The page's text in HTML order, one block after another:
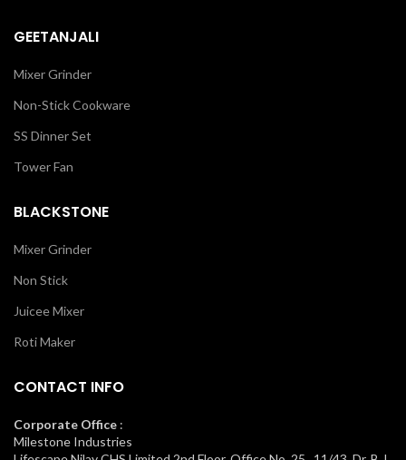
GEETANJALI
Mixer Grinder
Non-Stick Cookware
SS Dinner Set
Tower Fan
BLACKSTONE
Mixer Grinder
Non Stick
Juicee Mixer
Roti Maker
CONTACT INFO
Corporate Office :
Milestone Industries